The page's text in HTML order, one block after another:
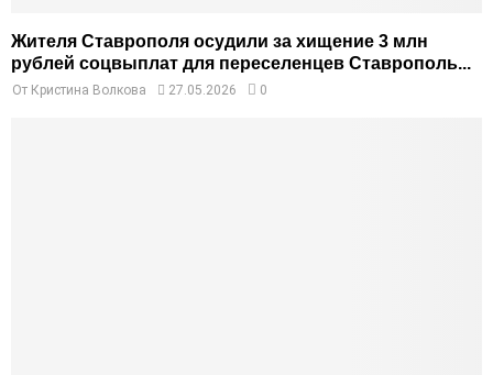
Жителя Ставрополя осудили за хищение 3 млн
рублей соцвыплат для переселенцев Ставрополь...
От Кристина Волкова 27.05.2026 0